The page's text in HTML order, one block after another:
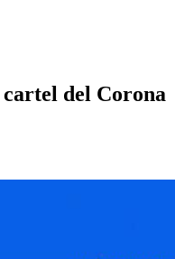
cartel del Corona